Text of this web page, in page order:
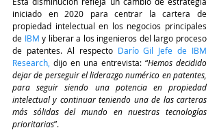
iniciado en 2020 para centrar la cartera de
propiedad intelectual en los negocios principales
de IBM y liberar a los ingenieros del largo proceso
de patentes. Al respecto Darío Gil Jefe de IBM
Research dijo en una entrevista: “Hemos decidido
dejar de perseguir el liderazgo numérico en patentes,
para seguir siendo una potencia en propiedad
intelectual y continuar teniendo una de las carteras
más sólidas del mundo en nuestras tecnologías
prioritarias”.